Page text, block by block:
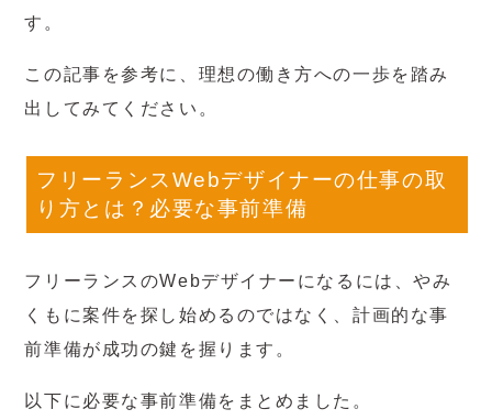
す。
この記事を参考に、理想の働き方への一歩を踏み
出してみてください。
フリーランスWebデザイナーの仕事の取
り方とは？必要な事前準備
フリーランスのWebデザイナーになるには、やみ
くもに案件を探し始めるのではなく、計画的な事
前準備が成功の鍵を握ります。
以下に必要な事前準備をまとめました。